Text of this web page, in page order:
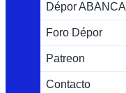
Dépor ABANCA
Foro Dépor
Patreon
Contacto